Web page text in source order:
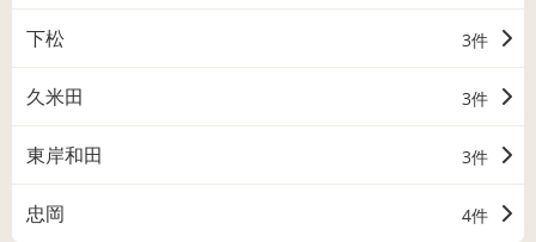
下松 3件
久米田 3件
東岸和田 3件
忠岡 4件